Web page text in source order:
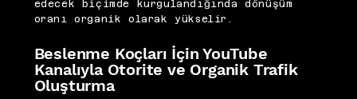
edecek biçimde kurgulandığında dönüşüm
oranı organik olarak yükselir.
Beslenme Koçları İçin YouTube
Kanalıyla Otorite ve Organik Trafik
Oluşturma